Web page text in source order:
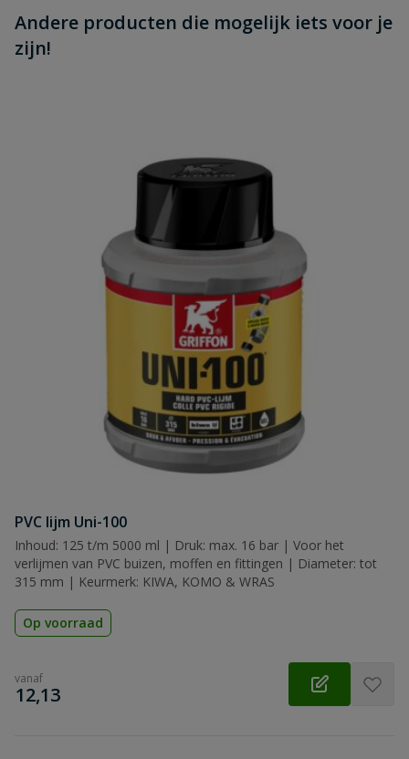
Andere producten die mogelijk iets voor je
zijn!
PVC lijm Uni-100
Inhoud: 125 t/m 5000 ml | Druk: max. 16 bar | Voor het
verlijmen van PVC buizen, moffen en fittingen | Diameter: tot
315 mm | Keurmerk: KIWA, KOMO & WRAS
Op voorraad
vanaf
€
12,13